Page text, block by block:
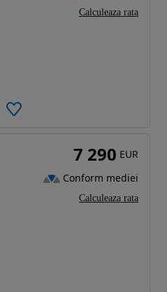
Calculeaza rata
7 290 EUR
Conform mediei
Calculeaza rata